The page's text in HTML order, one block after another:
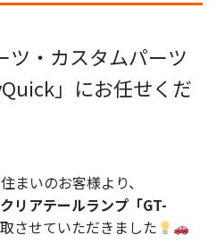
ツ・カスタムパーツ
」にお任せくだ
まいのお客様より、
リアテールランプ「GT-
させていただきました